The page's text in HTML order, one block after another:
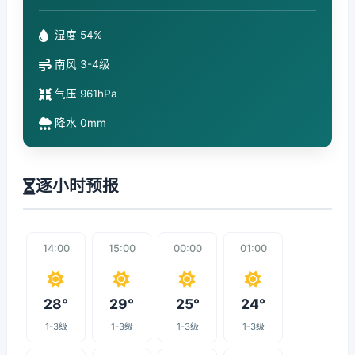
湿度 54%
南风 3-4级
气压 961hPa
降水 0mm
逐小时预报
14:00
28°
1-3级
15:00
29°
1-3级
00:00
25°
1-3级
01:00
24°
1-3级